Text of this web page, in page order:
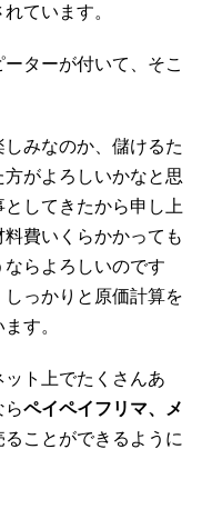
ています。
ターが付いて、そこ
みなのか、儲けるた
がよろしいかなと思
してきたから申し上
費いくらかかっても
らよろしいのです
っかりと原価計算を
す。
ト上でたくさんあ
らペイペイフリマ、メ
ことができるように